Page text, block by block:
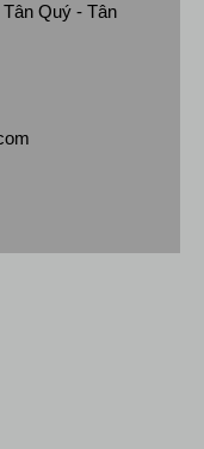
Quý - Tân